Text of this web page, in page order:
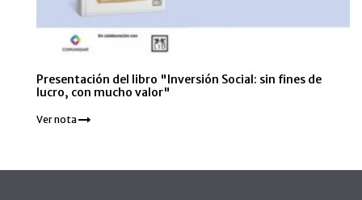
Presentación del libro "Inversión Social: sin fines de
lucro, con mucho valor"
Ver nota